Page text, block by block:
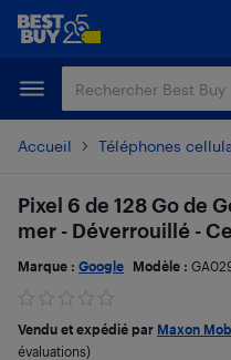
Passer
principal
Passer
Accueil Téléphones
Pixel 6 de 128 Go de
mer - Déverrouillé -
Marque : Google Modèle :
Vendu et expédié par Maxon
évaluations)